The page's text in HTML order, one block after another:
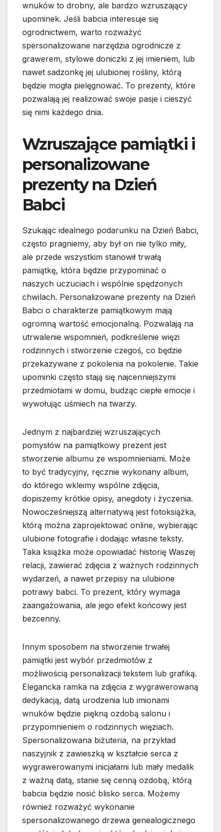
wnuków to drobny, ale bardzo wzruszający
upominek. Jeśli babcia interesuje się
ogrodnictwem, warto rozważyć
spersonalizowane narzędzia ogrodnicze z
grawerem, stylowe doniczki z jej imieniem, lub
nawet sadzonkę jej ulubionej rośliny, którą
będzie mogła pielęgnować. To prezenty, które
pozwalają jej realizować swoje pasje i cieszyć
się nimi każdego dnia.
Wzruszające pamiątki i
personalizowane
prezenty na Dzień
Babci
Szukając idealnego podarunku na Dzień Babci,
często pragniemy, aby był on nie tylko miły,
ale przede wszystkim stanowił trwałą
pamiątkę, która będzie przypominać o
naszych uczuciach i wspólnie spędzonych
chwilach. Personalizowane prezenty na Dzień
Babci o charakterze pamiątkowym mają
ogromną wartość emocjonalną. Pozwalają na
utrwalenie wspomnień, podkreślenie więzi
rodzinnych i stworzenie czegoś, co będzie
przekazywane z pokolenia na pokolenie. Takie
upominki często stają się najcenniejszymi
przedmiotami w domu, budząc ciepłe emocje i
wywołując uśmiech na twarzy.
Jednym z najbardziej wzruszających
pomysłów na pamiątkowy prezent jest
stworzenie albumu ze wspomnieniami. Może
to być tradycyjny, ręcznie wykonany album,
do którego wkleimy wspólne zdjęcia,
dopiszemy krótkie opisy, anegdoty i życzenia.
Nowocześniejszą alternatywą jest fotoksiążka,
którą można zaprojektować online, wybierając
ulubione fotografie i dodając własne teksty.
Taka książka może opowiadać historię Waszej
relacji, zawierać zdjęcia z ważnych rodzinnych
wydarzeń, a nawet przepisy na ulubione
potrawy babci. To prezent, który wymaga
zaangażowania, ale jego efekt końcowy jest
bezcenny.
Innym sposobem na stworzenie trwałej
pamiątki jest wybór przedmiotów z
możliwością personalizacji tekstem lub grafiką.
Elegancka ramka na zdjęcia z wygrawerowaną
dedykacją, datą urodzenia lub imionami
wnuków będzie piękną ozdobą salonu i
przypomnieniem o rodzinnych więziach.
Spersonalizowana biżuteria, na przykład
naszyjnik z zawieszką w kształcie serca z
wygrawerowanymi inicjałami lub mały medalik
z ważną datą, stanie się cenną ozdobą, którą
babcia będzie nosić blisko serca. Możemy
również rozważyć wykonanie
spersonalizowanego drzewa genealogicznego